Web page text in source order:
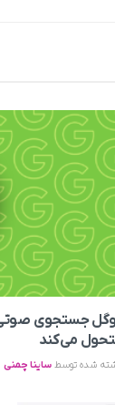
می‌کند
شده توسط ساینا چمنی